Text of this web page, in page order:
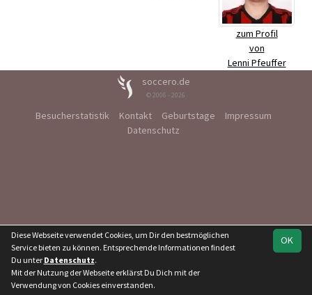
zum Profil
von
Lenni Pfeuffer
soccero.de
© 2006 - 2026
Besucherstatistik Kontakt Geburtstage
Impressum
Datenschutz
OK
Diese Webseite verwendet Cookies, um Dir den bestmöglichen
Service bieten zu können. Entsprechende Informationen findest
Du unter Datenschutz.
Mit der Nutzung der Webseite erklärst Du Dich mit der
Verwendung von Cookies einverstanden.